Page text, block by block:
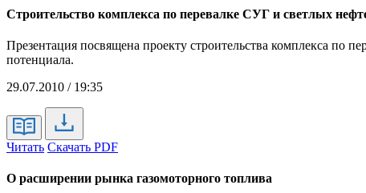
Строительство комплекса по перевалке СУГ и светлых
Презентация посвящена проекту строительства комплекса по
потенциала.
29.07.2010 / 19:35
Читать Скачать PDF
О расширении рынка газомоторного топлива